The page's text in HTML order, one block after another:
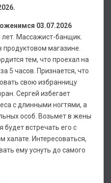
03.07.2026
лет. Массажист-банщик.
магазине.
тем, что проехал на
5 часов. Признается, что
свою избранницу
Сергей избегает
с длинными ногтями, а
особ. Возьмет в жены
будет встречать его с
Интересоваться,
ему уснуть до самого